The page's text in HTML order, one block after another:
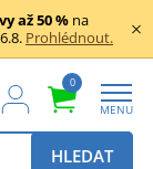
až 50 % na
Prohlédnout.
0
MENU
HLEDAT